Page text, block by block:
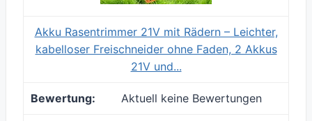
Akku Rasentrimmer 21V mit Rädern – Leichter,
kabelloser Freischneider ohne Faden, 2 Akkus
21V und...
Aktuell keine Bewertungen